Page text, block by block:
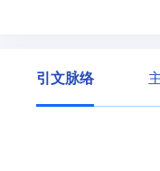
引文脉络